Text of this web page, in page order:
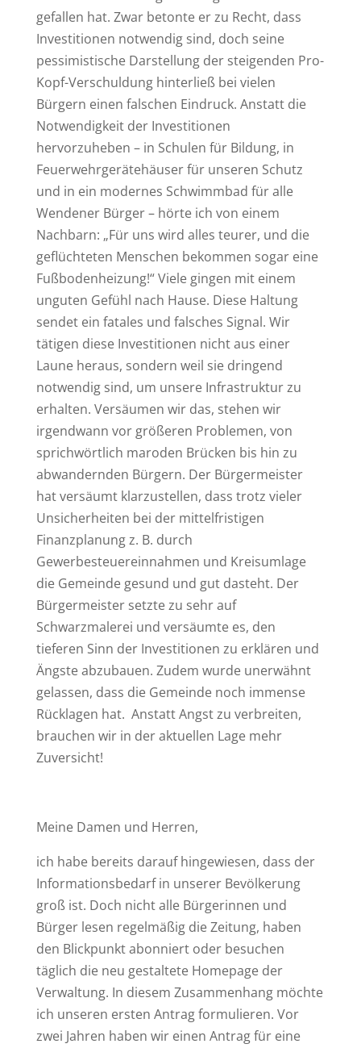
gefallen hat. Zwar betonte er zu Recht, dass
Investitionen notwendig sind, doch seine
pessimistische Darstellung der steigenden Pro-
Kopf-Verschuldung hinterließ bei vielen
Bürgern einen falschen Eindruck. Anstatt die
Notwendigkeit der Investitionen
hervorzuheben – in Schulen für Bildung, in
Feuerwehrgerätehäuser für unseren Schutz
und in ein modernes Schwimmbad für alle
Wendener Bürger – hörte ich von einem
Nachbarn: „Für uns wird alles teurer, und die
geflüchteten Menschen bekommen sogar eine
Fußbodenheizung!“ Viele gingen mit einem
unguten Gefühl nach Hause. Diese Haltung
sendet ein fatales und falsches Signal. Wir
tätigen diese Investitionen nicht aus einer
Laune heraus, sondern weil sie dringend
notwendig sind, um unsere Infrastruktur zu
erhalten. Versäumen wir das, stehen wir
irgendwann vor größeren Problemen, von
sprichwörtlich maroden Brücken bis hin zu
abwandernden Bürgern. Der Bürgermeister
hat versäumt klarzustellen, dass trotz vieler
Unsicherheiten bei der mittelfristigen
Finanzplanung z. B. durch
Gewerbesteuereinnahmen und Kreisumlage
die Gemeinde gesund und gut dasteht. Der
Bürgermeister setzte zu sehr auf
Schwarzmalerei und versäumte es, den
tieferen Sinn der Investitionen zu erklären und
Ängste abzubauen. Zudem wurde unerwähnt
gelassen, dass die Gemeinde noch immense
Rücklagen hat. Anstatt Angst zu verbreiten,
brauchen wir in der aktuellen Lage mehr
Zuversicht!
Meine Damen und Herren,
ich habe bereits darauf hingewiesen, dass der
Informationsbedarf in unserer Bevölkerung
groß ist. Doch nicht alle Bürgerinnen und
Bürger lesen regelmäßig die Zeitung, haben
den Blickpunkt abonniert oder besuchen
täglich die neu gestaltete Homepage der
Verwaltung. In diesem Zusammenhang möchte
ich unseren ersten Antrag formulieren. Vor
zwei Jahren haben wir einen Antrag für eine